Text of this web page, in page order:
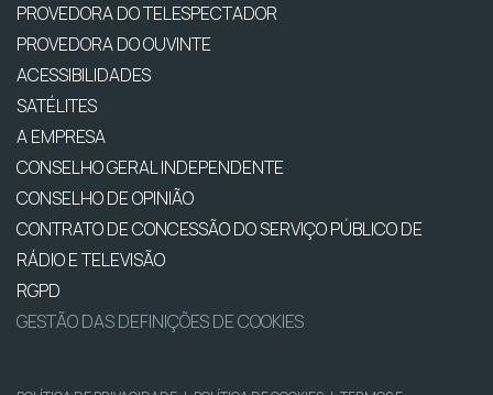
PROVEDORA DO TELESPECTADOR
PROVEDORA DO OUVINTE
ACESSIBILIDADES
SATÉLITES
A EMPRESA
CONSELHO GERAL INDEPENDENTE
CONSELHO DE OPINIÃO
CONTRATO DE CONCESSÃO DO SERVIÇO PÚBLICO DE
RÁDIO E TELEVISÃO
RGPD
GESTÃO DAS DEFINIÇÕES DE COOKIES